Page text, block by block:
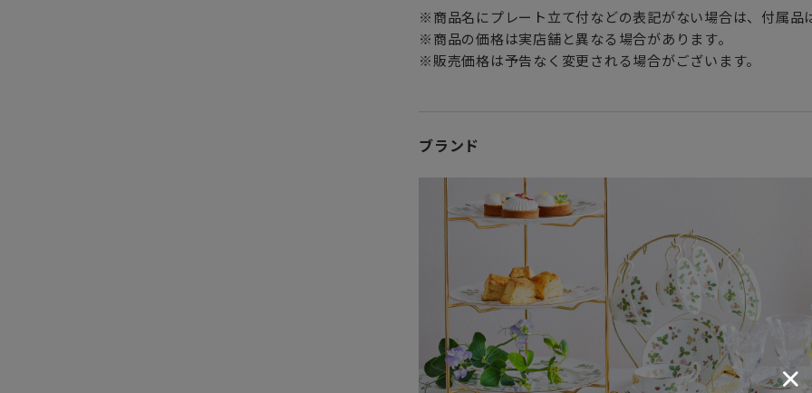
ご自宅やオフィスでコーヒーや紅茶、温かいスープを入れて
スタイリッシュな「1759シェイプ」は
金彩で飾られたクラシカルな四角形の取っ手はエレガントな
程良い持ちやすさで実用的なマグカップです。
ウェッジウッドらしいエレガントなテーブルウェアは
いつものテーブルコーディネートを一層華やかにし
ひときわラグジュアリーなひとときを演出してくれるでしょ
女性・男性にかかわらず、日頃お世話になっている方、大切
特別な記念日に心を込めた上品な贈り物、お祝いのギフト
頑張った自分へのご褒美としても最適です。
※商品名にプレート立て付などの表記がない場合は、付属品
※商品の価格は実店舗と異なる場合があります。
※販売価格は予告なく変更される場合がございます。
ブランド